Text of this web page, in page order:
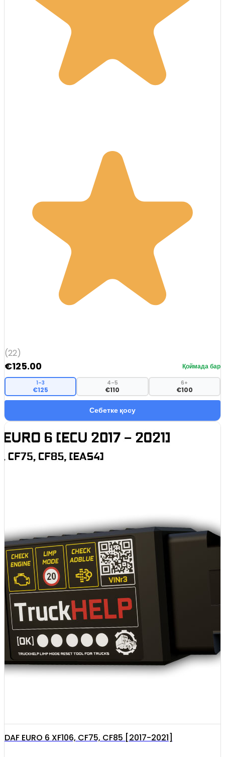
(22)
€125.00 Қоймада бар
1–3
€125
4–5
€110
6+
€100
Себетке қосу
DAF EURO 6 XF106, CF75, CF85 [2017-2021]